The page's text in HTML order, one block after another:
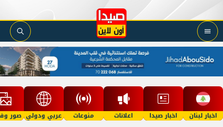
اخبار لبنان اخبار صيدا اعلانات منوعات عربي ودولي صور